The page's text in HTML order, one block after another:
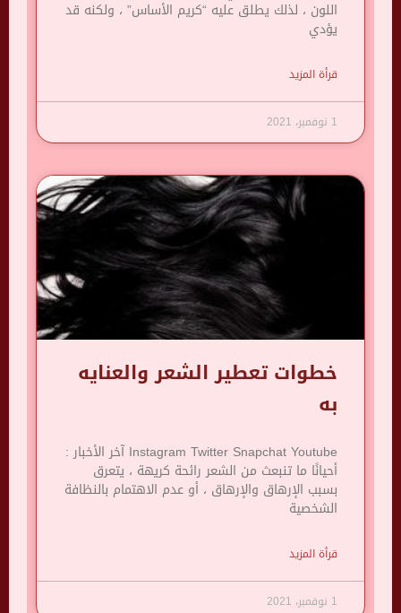
اللون ، لذلك يطلق عليه “كريم الأساس” ، ولكنه قد
يؤدي
قرأة المزيد
1 نوفمبر، 2021
خطوات تعطير الشعر والعنايه
به
Instagram Twitter Snapchat Youtube آخر الأخبار :
أحيانًا ما تنبعث من الشعر رائحة كريهة ، يتعرق
بسبب الإرهاق والإرهاق ، أو عدم الاهتمام بالنظافة
الشخصية
قرأة المزيد
1 نوفمبر، 2021